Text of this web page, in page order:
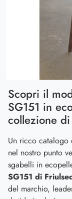
Scopri il
SG151 in
collezione
Un ricco catalogo
nel nostro punto
sgabelli in
SG151 di
del marchio,